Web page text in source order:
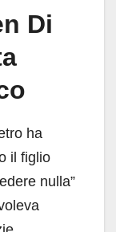
Di
ha
il figlio
nulla”